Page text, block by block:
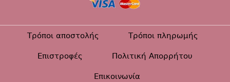
Τρόποι αποστολής Τρόποι πληρωμής
Επιστροφές Πολιτική Απορρήτου
Επικοινωνία